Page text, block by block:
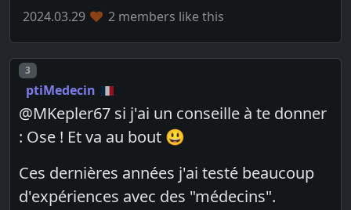
2024.03.29 2 members like this
Post number
3
ptiMedecin
@MKepler67 si j'ai un conseille à te donner
: Ose ! Et va au bout 😃
Ces dernières années j'ai testé beaucoup
d'expériences avec des "médecins".